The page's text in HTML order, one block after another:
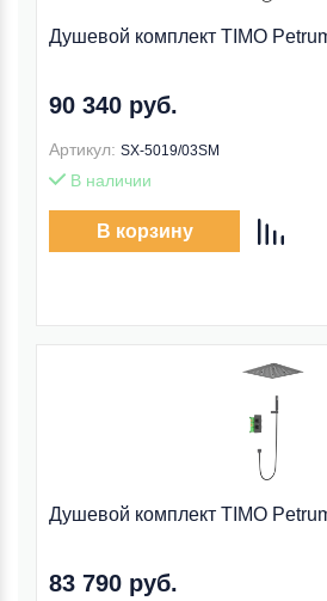
Душевой комплект TIMO
90 340 руб.
Артикул: SX-5019/03SM
В наличии
В корзину
Душевой комплект TIMO
83 790 руб.